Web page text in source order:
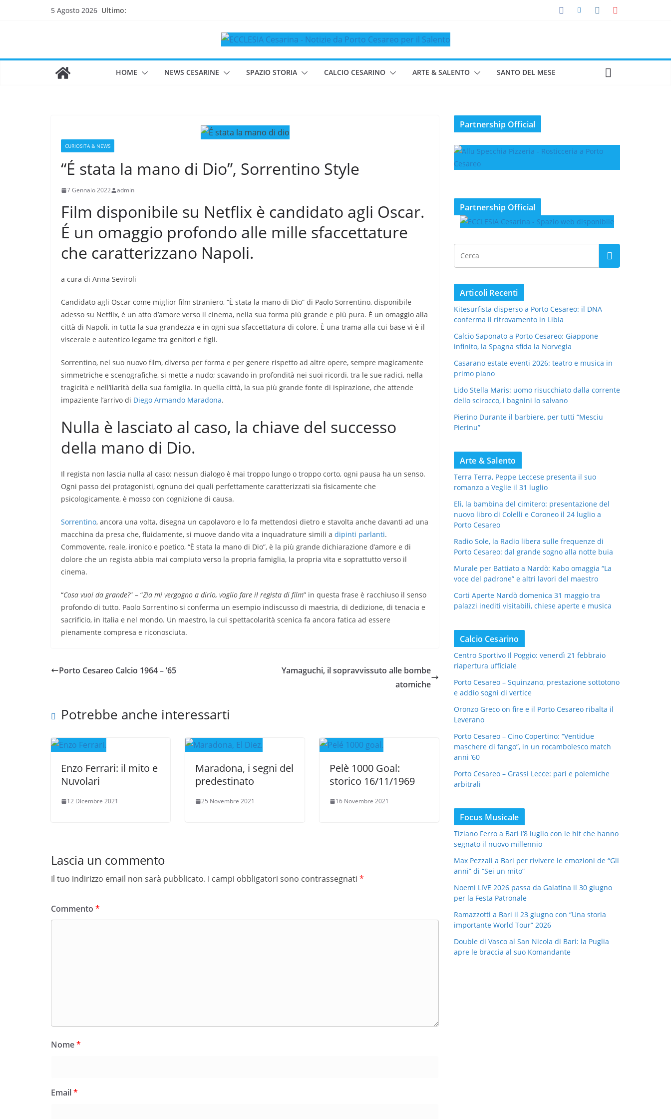
5 Agosto 2026 Ultimo:
HOME NEWS CESARINE SPAZIO STORIA CALCIO CESARINO ARTE & SALENTO SANTO DEL MESE
CURIOSITA & NEWS
“É stata la mano di Dio”, Sorrentino Style
7 Gennaio 2022 admin
Film disponibile su Netflix è candidato agli Oscar.
É un omaggio profondo alle mille sfaccettature
che caratterizzano Napoli.
a cura di Anna Seviroli
Candidato agli Oscar come miglior film straniero, “È stata la mano di Dio” di Paolo Sorrentino, disponibile
adesso su Netflix, è un atto d’amore verso il cinema, nella sua forma più grande e più pura. É un omaggio alla
città di Napoli, in tutta la sua grandezza e in ogni sua sfaccettatura di colore. È una trama alla cui base vi è il
viscerale e autentico legame tra genitori e figli.
Sorrentino, nel suo nuovo film, diverso per forma e per genere rispetto ad altre opere, sempre magicamente
simmetriche e scenografiche, si mette a nudo; scavando in profondità nei suoi ricordi, tra le sue radici, nella
tragicità e nell’ilarità della sua famiglia. In quella città, la sua più grande fonte di ispirazione, che attende
impaziente l’arrivo di Diego Armando Maradona.
Nulla è lasciato al caso, la chiave del successo
della mano di Dio.
Il regista non lascia nulla al caso: nessun dialogo è mai troppo lungo o troppo corto, ogni pausa ha un senso.
Ogni passo dei protagonisti, ognuno dei quali perfettamente caratterizzati sia fisicamente che
psicologicamente, è mosso con cognizione di causa.
Sorrentino, ancora una volta, disegna un capolavoro e lo fa mettendosi dietro e stavolta anche davanti ad una
macchina da presa che, fluidamente, si muove dando vita a inquadrature simili a dipinti parlanti.
Commovente, reale, ironico e poetico, “È stata la mano di Dio”, è la più grande dichiarazione d’amore e di
dolore che un regista abbia mai compiuto verso la propria famiglia, la propria vita e soprattutto verso il
cinema.
“Cosa vuoi da grande?” – “Zia mi vergogno a dirlo, voglio fare il regista di film” in questa frase è racchiuso il senso
profondo di tutto. Paolo Sorrentino si conferma un esempio indiscusso di maestria, di dedizione, di tenacia e
sacrificio, in Italia e nel mondo. Un maestro, la cui spettacolarità scenica fa ancora fatica ad essere
pienamente compresa e riconosciuta.
Porto Cesareo Calcio 1964 – ’65
Yamaguchi, il sopravvissuto alle bombe
atomiche
Potrebbe anche interessarti
Enzo Ferrari: il mito e
Nuvolari
12 Dicembre 2021
Maradona, i segni del
predestinato
25 Novembre 2021
Pelè 1000 Goal:
storico 16/11/1969
16 Novembre 2021
Lascia un commento
Il tuo indirizzo email non sarà pubblicato. I campi obbligatori sono contrassegnati *
Commento *
Nome*
Email*
Partnership Official
Partnership Official
Articoli Recenti
Kitesurfista disperso a Porto Cesareo: il DNA
conferma il ritrovamento in Libia
Calcio Saponato a Porto Cesareo: Giappone
infinito, la Spagna sfida la Norvegia
Casarano estate eventi 2026: teatro e musica in
primo piano
Lido Stella Maris: uomo risucchiato dalla corrente
dello scirocco, i bagnini lo salvano
Pierino Durante il barbiere, per tutti “Mesciu
Pierinu”
Arte & Salento
Terra Terra, Peppe Leccese presenta il suo
romanzo a Veglie il 31 luglio
Elì, la bambina del cimitero: presentazione del
nuovo libro di Colelli e Coroneo il 24 luglio a
Porto Cesareo
Radio Sole, la Radio libera sulle frequenze di
Porto Cesareo: dal grande sogno alla notte buia
Murale per Battiato a Nardò: Kabo omaggia “La
voce del padrone” e altri lavori del maestro
Corti Aperte Nardò domenica 31 maggio tra
palazzi inediti visitabili, chiese aperte e musica
Calcio Cesarino
Centro Sportivo Il Poggio: venerdì 21 febbraio
riapertura ufficiale
Porto Cesareo – Squinzano, prestazione sottotono
e addio sogni di vertice
Oronzo Greco on fire e il Porto Cesareo ribalta il
Leverano
Porto Cesareo – Cino Copertino: “Ventidue
maschere di fango”, in un rocambolesco match
anni ’60
Porto Cesareo – Grassi Lecce: pari e polemiche
arbitrali
Focus Musicale
Tiziano Ferro a Bari l’8 luglio con le hit che hanno
segnato il nuovo millennio
Max Pezzali a Bari per rivivere le emozioni de “Gli
anni” di “Sei un mito”
Noemi LIVE 2026 passa da Galatina il 30 giugno
per la Festa Patronale
Ramazzotti a Bari il 23 giugno con “Una storia
importante World Tour” 2026
Double di Vasco al San Nicola di Bari: la Puglia
apre le braccia al suo Komandante